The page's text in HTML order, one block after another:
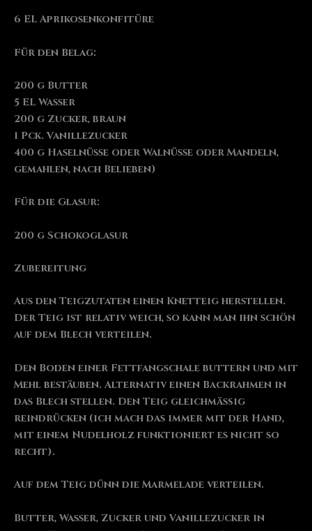
6 EL Aprikosenkonfitüre
Für den Belag:
200 g Butter
5 EL Wasser
200 g Zucker, braun
1 Pck. Vanillezucker
400 g Haselnüsse oder Walnüsse oder Mandeln,
gemahlen, nach Belieben)
Für die Glasur:
200 g Schokoglasur
Zubereitung
Aus den Teigzutaten einen Knetteig herstellen.
Der Teig ist relativ weich, so kann man ihn schön
auf dem Blech verteilen.
Den Boden einer Fettfangschale buttern und mit
Mehl bestäuben. Alternativ einen Backrahmen in
das Blech stellen. Den Teig gleichmäßig
reindrücken (ich mach das immer mit der Hand,
mit einem Nudelholz funktioniert es nicht so
recht).
Auf dem Teig dünn die Marmelade verteilen.
Butter, Wasser, Zucker und Vanillezucker in